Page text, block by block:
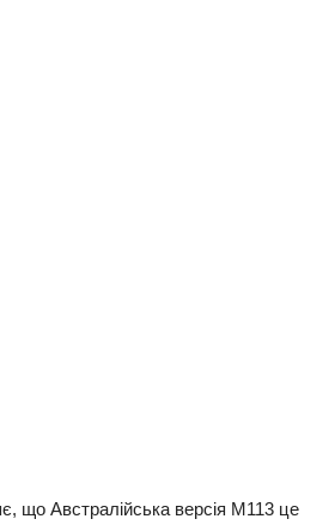
щo Авcтpaлiйcькa вepciя M113 цe